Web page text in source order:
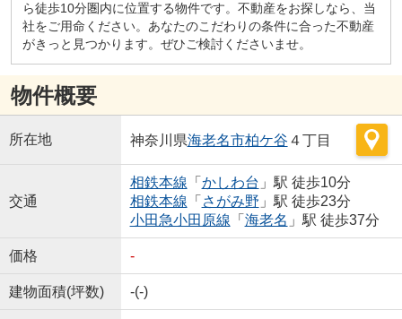
ら徒歩10分圏内に位置する物件です。不動産をお探しなら、当
社をご用命ください。あなたのこだわりの条件に合った不動産
がきっと見つかります。ぜひご検討くださいませ。
物件概要
所在地 神奈川県海老名市柏ケ谷 ４丁目
交通
相鉄本線 「 かしわ台 」駅 徒歩10分
相鉄本線 「 さがみ野 」駅 徒歩23分
小田急小田原線 「 海老名 」駅 徒歩37分
価格 -
建物面積(坪数) -(-)